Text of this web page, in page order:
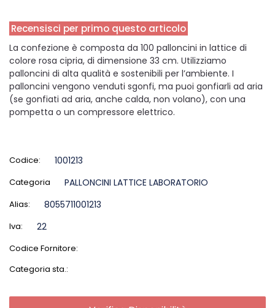
Recensisci per primo questo articolo
La confezione è composta da 100 palloncini in lattice di
colore rosa cipria, di dimensione 33 cm. Utilizziamo
palloncini di alta qualità e sostenibili per l’ambiente. I
palloncini vengono venduti sgonfi, ma puoi gonfiarli ad aria
(se gonfiati ad aria, anche calda, non volano), con una
pompetta o un compressore elettrico.
Codice: 1001213
Categoria PALLONCINI LATTICE LABORATORIO
Alias: 8055711001213
Iva: 22
Codice Fornitore:
Categoria sta.: